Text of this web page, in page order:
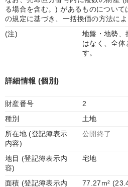
る場合を含む。) があるものについ
の規定に基づき、一括換価の方法によ
(注)
地盤・地勢、
はなく、全体
す。
詳細情報 (個別)
財産番号
2
種別
土地
所在地 (登記簿表示
内容)
公開終了
地目 (登記簿表示内
容)
宅地
面積 (登記簿表示内
77.27m²